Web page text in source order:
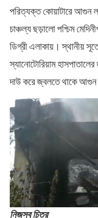
পরিত্যক্ত কোয়াটারে আগুন
চাঞ্চল্য ছড়ালো পশ্চিম
ডিগ্রী এলাকায়। স্থানীয়
স্যানোটোরিয়াম
দাউ করে জ্বলতে থাকে
নিজস্ব চিত্র